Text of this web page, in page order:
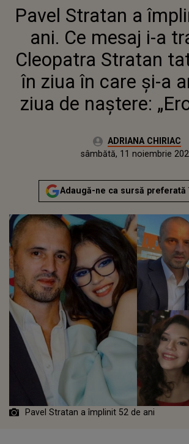
DE ANI. CE
TRANSMIS
STRATAN
ZIUA ÎN CARE
ZIUA DE
Pavel Stratan a
ani. Ce mesaj i-a
Cleopatra Stratan
în ziua în care și-a
ziua de naștere:
Autor:ADRIANA CHIRIAC
vineri, 11 noiembrie 2022
Actualizat:
sâmbătă, 11 noiembrie
Adaugă-ne ca sursă preferată
Pavel Stratan a împlinit 52 de ani